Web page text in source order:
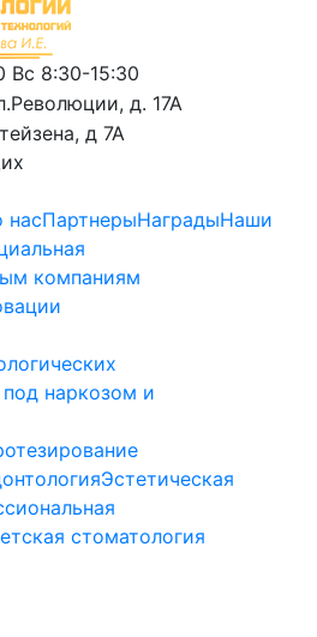
Вс 8:30-15:30
д. 17А
д 7А
насПартнерыНаградыНаши
компаниям
наркозом и
Эстетическая
стоматология